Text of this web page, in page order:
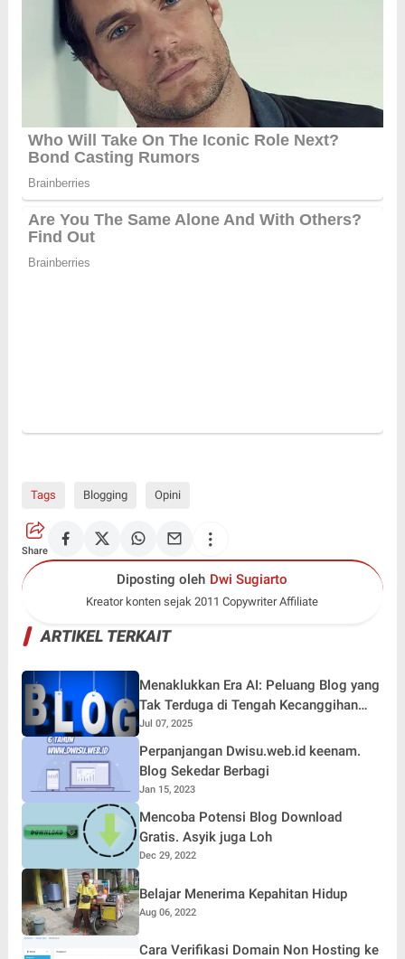
Tags Blogging Opini
Share
Diposting oleh Dwi Sugiarto
Kreator konten sejak 2011 Copywriter Affiliate
ARTIKEL TERKAIT
Menaklukkan Era AI: Peluang Blog yang
Tak Terduga di Tengah Kecanggihan
Teknologi
Jul 07, 2025
Perpanjangan Dwisu.web.id keenam.
Blog Sekedar Berbagi
Jan 15, 2023
Mencoba Potensi Blog Download
Gratis. Asyik juga Loh
Dec 29, 2022
Belajar Menerima Kepahitan Hidup
Aug 06, 2022
Cara Verifikasi Domain Non Hosting ke